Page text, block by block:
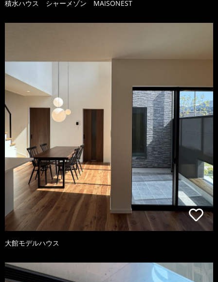
積水ハウス シャーメゾン MAISONEST
大館モデルハウス